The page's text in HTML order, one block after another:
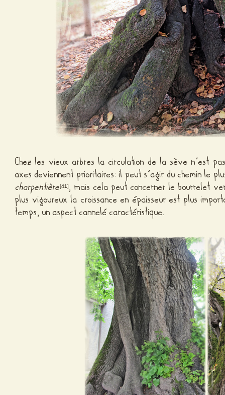
Chez les vieux arbres la circulation de la sève n’est
axes deviennent prioritaires: il peut s’agir du chemin le
charpentière[41], mais cela peut concerner le bourrelet
plus vigoureux la croissance en épaisseur est plus
temps, un aspect cannelé caractéristique.